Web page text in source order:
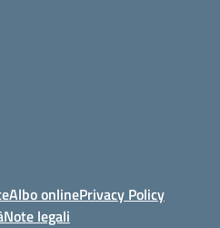
Albo onlinePrivacy Policy
Note legali